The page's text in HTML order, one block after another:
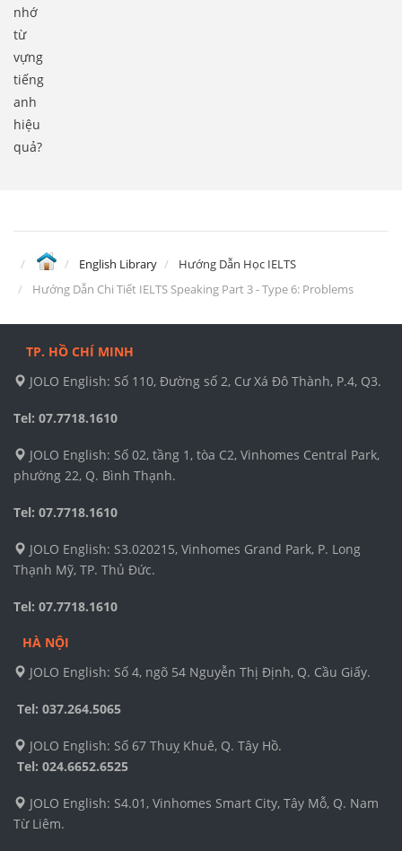
nhớ
từ
vựng
tiếng
anh
hiệu
quả?
English Library
Hướng Dẫn Học IELTS
Hướng Dẫn Chi Tiết IELTS Speaking Part 3 - Type 6: Problems
TP. HỒ CHÍ MINH
JOLO English: Số 110, Đường số 2, Cư Xá Đô Thành, P.4, Q3.
Tel: 07.7718.1610
JOLO English: Số 02, tầng 1, tòa C2, Vinhomes Central Park,
phường 22, Q. Bình Thạnh.
Tel: 07.7718.1610
JOLO English: S3.020215, Vinhomes Grand Park, P. Long
Thạnh Mỹ, TP. Thủ Đức.
Tel: 07.7718.1610
HÀ NỘI
JOLO English: Số 4, ngõ 54 Nguyễn Thị Định, Q. Cầu Giấy.
Tel: 037.264.5065
JOLO English: Số 67 Thuỵ Khuê, Q. Tây Hồ.
Tel: 024.6652.6525
JOLO English: S4.01, Vinhomes Smart City, Tây Mỗ, Q. Nam
Từ Liêm.